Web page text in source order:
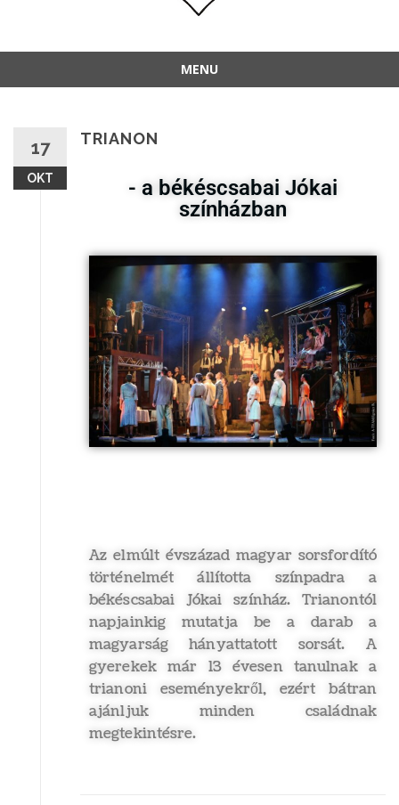
MENU
17
OKT
TRIANON
- a békéscsabai Jókai
színházban
Az elmúlt évszázad magyar sorsfordító
történelmét állította színpadra a
békéscsabai Jókai színház. Trianontól
napjainkig mutatja be a darab a
magyarság hányattatott sorsát. A
gyerekek már 13 évesen tanulnak a
trianoni eseményekről, ezért bátran
ajánljuk minden családnak
megtekintésre.